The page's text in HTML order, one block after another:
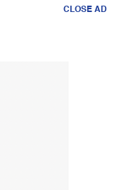
CLOSE AD